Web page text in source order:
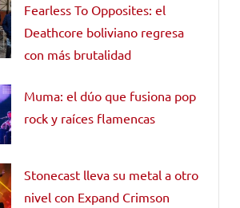
Fearless To Opposites: el
Deathcore boliviano regresa
con más brutalidad
Muma: el dúo que fusiona pop
rock y raíces flamencas
Stonecast lleva su metal a otro
nivel con Expand Crimson